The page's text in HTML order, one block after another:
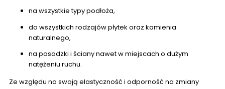
na wszystkie typy podłoża,
do wszystkich rodzajów płytek oraz kamienia
naturalnego,
na posadzki i ściany nawet w miejscach o dużym
natężeniu ruchu.
Ze względu na swoją elastyczność i odporność na zmiany